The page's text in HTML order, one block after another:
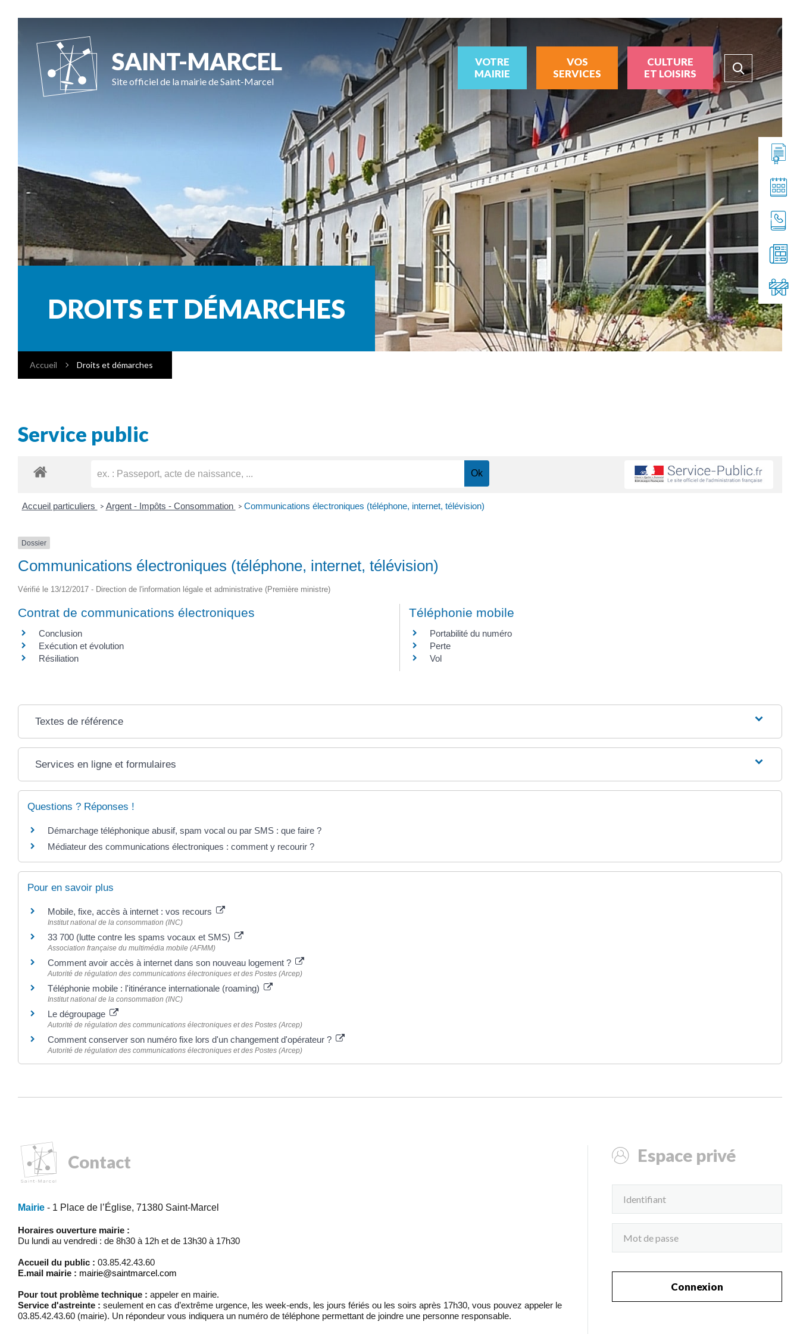
SAINT-MARCEL
Site officiel de la mairie de Saint-Marcel
VOTRE
MAIRIE
VOS
SERVICES
CULTURE
ET LOISIRS
DROITS ET DÉMARCHES
Accueil Droits et démarches
Service public
Accueil particuliers > Argent - Impôts - Consommation > Communications électroniques (téléphone, internet, télévision)
Dossier
Communications électroniques (téléphone, internet, télévision)
Vérifié le 13/12/2017 - Direction de l'information légale et administrative (Première ministre)
Contrat de communications électroniques
Conclusion
Exécution et évolution
Résiliation
Téléphonie mobile
Portabilité du numéro
Perte
Vol
Textes de référence
Services en ligne et formulaires
Questions ? Réponses !
Démarchage téléphonique abusif, spam vocal ou par SMS : que faire ?
Médiateur des communications électroniques : comment y recourir ?
Pour en savoir plus
Mobile, fixe, accès à internet : vos recours
Institut national de la consommation (INC)
33 700 (lutte contre les spams vocaux et SMS)
Association française du multimédia mobile (AFMM)
Comment avoir accès à internet dans son nouveau logement ?
Autorité de régulation des communications électroniques et des Postes (Arcep)
Téléphonie mobile : l'itinérance internationale (roaming)
Institut national de la consommation (INC)
Le dégroupage
Autorité de régulation des communications électroniques et des Postes (Arcep)
Comment conserver son numéro fixe lors d'un changement d'opérateur ?
Autorité de régulation des communications électroniques et des Postes (Arcep)
Contact
Mairie - 1 Place de l’Église, 71380 Saint-Marcel
Horaires ouverture mairie :
Du lundi au vendredi : de 8h30 à 12h et de 13h30 à 17h30
Accueil du public : 03.85.42.43.60
E.mail mairie : mairie@saintmarcel.com
Pour tout problème technique : appeler en mairie.
Service d'astreinte : seulement en cas d’extrême urgence, les week-ends, les jours fériés ou les soirs après 17h30, vous pouvez appeler le
03.85.42.43.60 (mairie). Un répondeur vous indiquera un numéro de téléphone permettant de joindre une personne responsable.
Espace privé
Connexion